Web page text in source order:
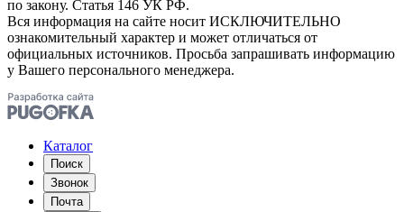
по закону. Статья 146 УК РФ.
Вся информация на сайте носит ИСКЛЮЧИТЕЛЬНО
ознакомительный характер и может отличаться от
официальных источников. Просьба запрашивать информацию
у Вашего персонального менеджера.
Каталог
Поиск
Звонок
Почта